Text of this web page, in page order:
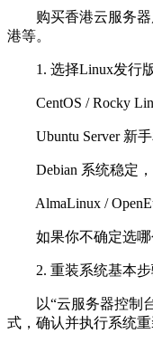
购买香港云服务器后
港等。
1. 选择Linux发行版
CentOS / Rocky
Ubuntu Server 新手
Debian 系统稳定，
AlmaLinux /
如果你不确定选哪个
2. 重装系统基本步
以“云服务器控制台
式，确认并执行系统